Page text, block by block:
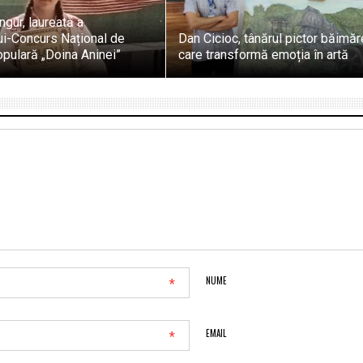
laureată a
Concurs Național de
„Doina Aninei”
Dan Cicioc, tânărul pictor
care transformă emoția în artă
NUME
*
EMAIL
*